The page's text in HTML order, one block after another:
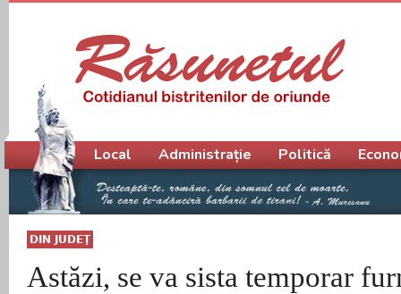
DIN JUDEŢ
Astăzi, se va sista temporar
Meniu principal
Local Administrație Politică